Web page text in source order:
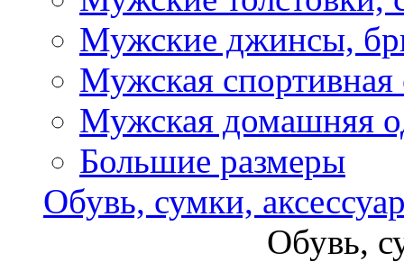
Мужские джинсы,
Мужская спортивная
Мужская домашняя
Большие размеры
Обувь, сумки,
Обувь,